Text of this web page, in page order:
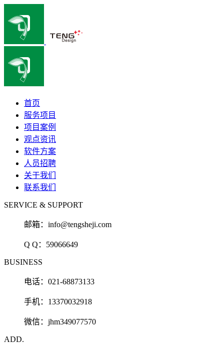
首页
服务项目
项目案例
观点资讯
软件方案
人员招聘
关于我们
联系我们
SERVICE & SUPPORT
邮箱： info@tengsheji.com
Q Q： 59066649
BUSINESS
电话：021-68873133
手机：13370032918
微信：jhm349077570
ADD.